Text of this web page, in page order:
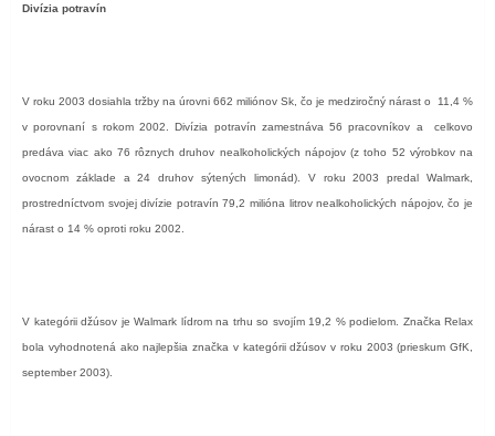
Divízia potravín
V roku 2003 dosiahla tržby na úrovni 662 miliónov Sk, čo je medziročný nárast o 11,4 %
v porovnaní s rokom 2002. Divízia potravín zamestnáva 56 pracovníkov a celkovo
predáva viac ako 76 rôznych druhov nealkoholických nápojov (z toho 52 výrobkov na
ovocnom základe a 24 druhov sýtených limonád). V roku 2003 predal Walmark,
prostredníctvom svojej divízie potravín 79,2 milióna litrov nealkoholických nápojov, čo je
nárast o 14 % oproti roku 2002.
V kategórii džúsov je Walmark lídrom na trhu so svojím 19,2 % podielom. Značka Relax
bola vyhodnotená ako najlepšia značka v kategórii džúsov v roku 2003 (prieskum GfK,
september 2003).